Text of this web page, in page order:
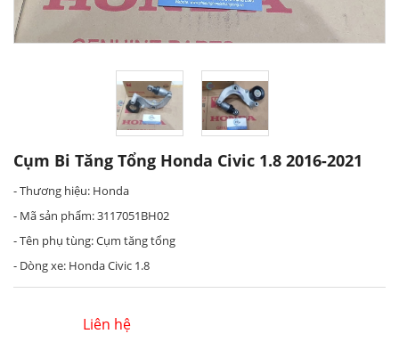
Cụm Bi Tăng Tổng Honda Civic 1.8 2016-2021
- Thương hiệu: Honda
- Mã sản phẩm: 3117051BH02
- Tên phụ tùng: Cụm tăng tổng
- Dòng xe: Honda Civic 1.8
Liên hệ